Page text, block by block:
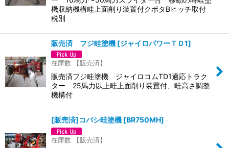
機収納機構畦上面削り装置付クボタBヒッチ取付
税別
販売済 フジ畦塗機 [ジャイロパワーＴＤ1]
在庫数 【販売済】
販売済フジ畦塗機 ジャイロコムTD1適応トラク
ター 25馬力以上畦上面削り装置付、畦高さ調整
機構付
[販売済]コバシ畦塗機 [BR750MH]
在庫数 【販売済】